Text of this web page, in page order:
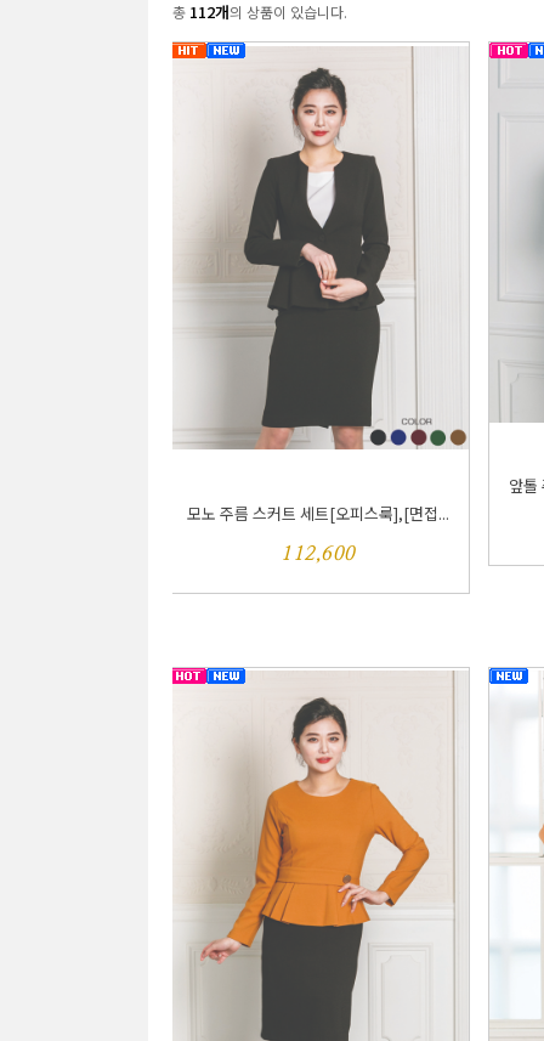
총 112개의 상품이 있습니다.
모노 주름 스커트 세트[오피스룩],[면접...
112,600
앞톨